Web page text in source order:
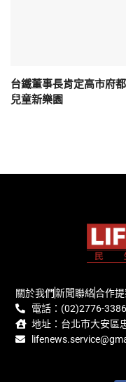
台鐵董事長肯定高市府
兒童新樂園
關於我們新聞聯絡合作
電話：(02)2776-3386
地址：台北市大安區